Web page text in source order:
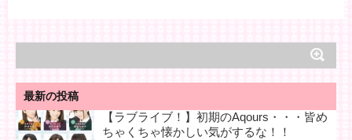
最新の投稿
【ラブライブ！】初期のAqours・・・皆め
ちゃくちゃ懐かしい気がするな！！